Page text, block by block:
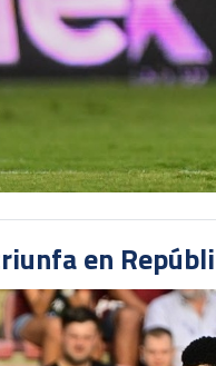
en